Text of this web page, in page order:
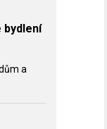
bydlení
a